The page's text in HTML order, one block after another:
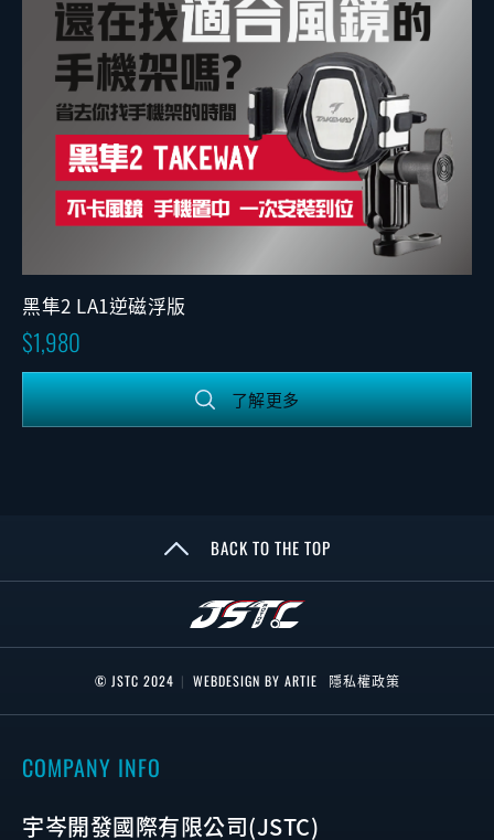
黑隼2 LA1逆磁浮版
1,980
了解更多
BACK TO THE TOP
© JSTC 2024 | WEBDESIGN BY ARTIE 隱私權政策
COMPANY INFO
宇岑開發國際有限公司(JSTC)